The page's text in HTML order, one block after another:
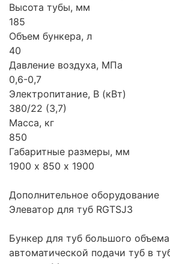
Высота тубы, мм
185
Объем бункера, л
40
Давление воздуха, МПа
0,6-0,7
Электропитание, В (кВт)
380/22 (3,7)
Масса, кг
850
Габаритные размеры, мм
1900 х 850 х 1900
Дополнительное оборудование
Элеватор для туб RGTSJ3
Бункер для туб большого
автоматической подачи туб в